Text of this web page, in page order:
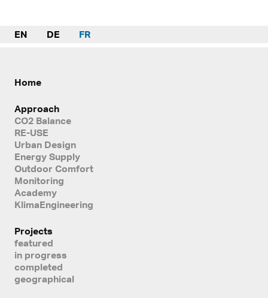
EN DE FR
Home
Approach
CO2 Balance
RE-USE
Urban Design
Energy Supply
Outdoor Comfort
Monitoring
Academy
KlimaEngineering
Projects
featured
in progress
completed
geographical